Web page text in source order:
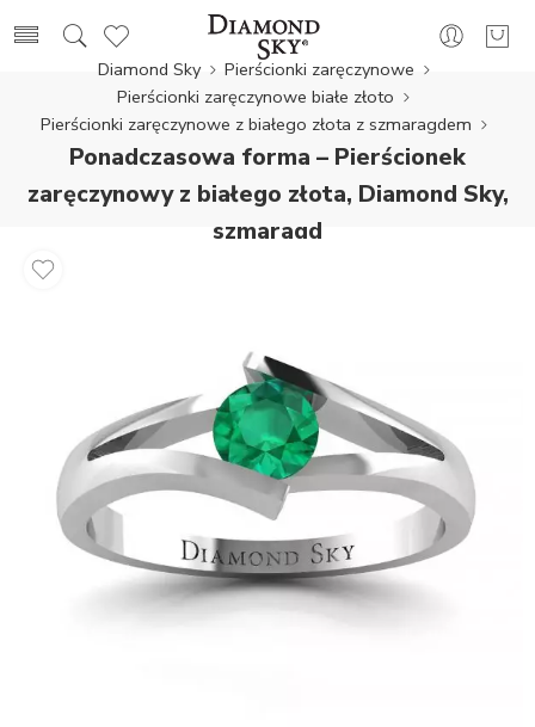
Diamond Sky
Pierścionki zaręczynowe
Pierścionki zaręczynowe białe złoto
Pierścionki zaręczynowe z białego złota z szmaragdem
Ponadczasowa forma – Pierścionek
zaręczynowy z białego złota, Diamond Sky,
szmaragd